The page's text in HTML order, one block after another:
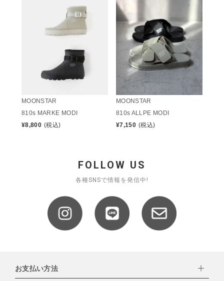
MOONSTAR
810s MARKE MODI
¥8,800 (税込)
MOONSTAR
810s ALLPE MODI
¥7,150 (税込)
FOLLOW US
各種SNSで情報を発信中!
お支払い方法